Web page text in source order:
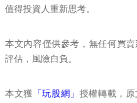
值得投資人重新思考。
本文內容僅供參考，無任何買
評估，風險自負。
本文獲 「玩股網」 授權轉載，